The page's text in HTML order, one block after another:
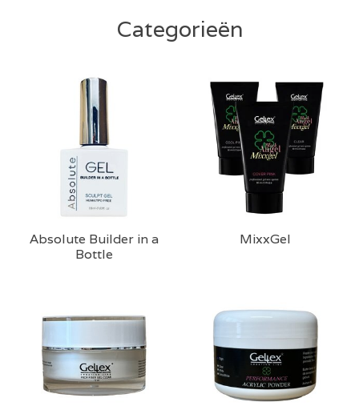
Categorieën
Absolute Builder in a
Bottle
MixxGel